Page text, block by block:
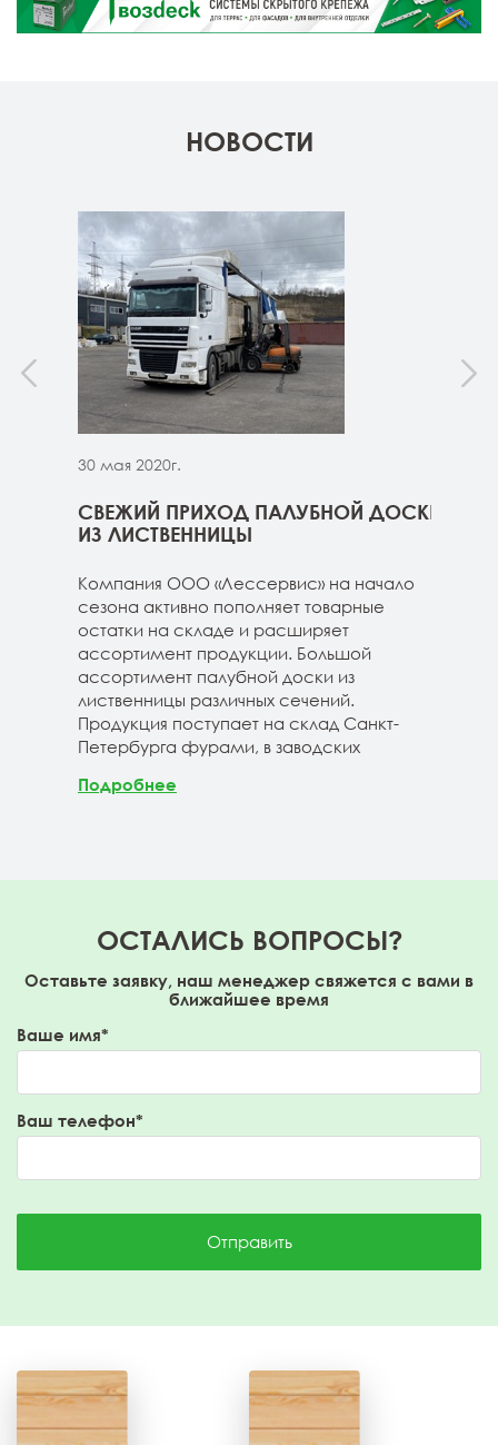
НОВОСТИ
30 мая 2020г.
СВЕЖИЙ ПРИХОД ПАЛУБНОЙ ДОСКИ
ИЗ ЛИСТВЕННИЦЫ
Компания ООО «Лессервис» на начало
сезона активно пополняет товарные
остатки на складе и расширяет
ассортимент продукции. Большой
ассортимент палубной доски из
лиственницы различных сечений.
Продукция поступает на склад Санкт-
Петербурга фурами, в заводских
Подробнее
ОСТАЛИСЬ ВОПРОСЫ?
Оставьте заявку, наш менеджер свяжется с вами в
ближайшее время
Ваше имя*
Ваш телефон*
Отправить